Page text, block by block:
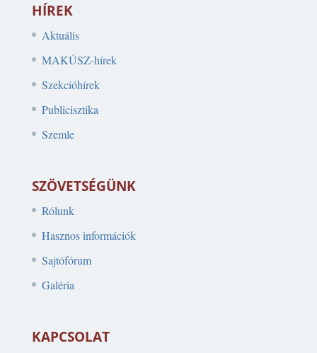
HÍREK
Aktuális
MAKÚSZ-hírek
Szekcióhírek
Publicisztika
Szemle
SZÖVETSÉGÜNK
Rólunk
Hasznos információk
Sajtófórum
Galéria
KAPCSOLAT